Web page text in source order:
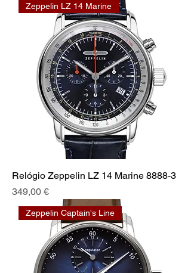
Zeppelin LZ 14 Marine
Relógio Zeppelin LZ 14 Marine 8888-3
Preis
349,00 €
Zeppelin Captain's Line